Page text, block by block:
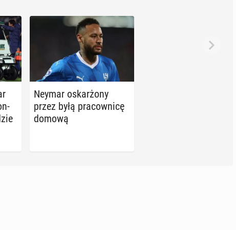
Neymar oskar­żo­ny
przez byłą pra­cow­ni­cę
domową